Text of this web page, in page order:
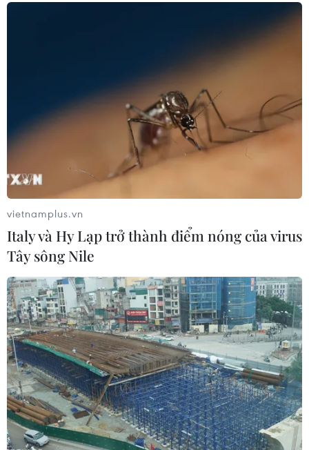
40 người giàu nhất Malaysia có tài sản lên
tới 65,5 tỷ USD
23/03/2015 04:51
40 người giàu nhất Malaysia trong năm 2015 đã gia
tăng tài sản của mình 6,2% lên mức 65,5 tỷ USD nhờ
việc nền kinh tế tăng trưởng vững chắc trong năm 2014.
vietnamplus.vn
Italy và Hy Lạp trở thành điểm nóng của virus
Tây sông Nile